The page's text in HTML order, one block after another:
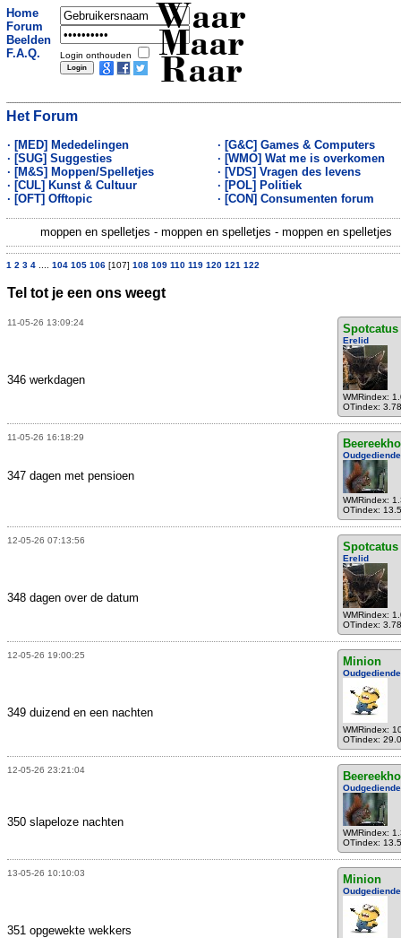
Home
Forum
Beelden
F.A.Q.
Login onthouden
Waar
Maar
Raar
Het Forum
· [MED] Mededelingen
· [SUG] Suggesties
· [M&S] Moppen/Spelletjes
· [CUL] Kunst & Cultuur
· [OFT] Offtopic
· [G&C] Games & Computers
· [WMO] Wat me is overkomen
· [VDS] Vragen des levens
· [POL] Politiek
· [CON] Consumenten forum
moppen en spelletjes - moppen en spelletjes - moppen en spelletjes
1 2 3 4 104 105 106 [107] 108 109 110 119 120 121 122
Tel tot je een ons weegt
11-05-26 13:09:24 Spotcatus
Erelid
WMRindex:
OTindex:
346 werkdagen
11-05-26 16:18:29
Oudgediende
WMRindex:
OTindex:
347 dagen met pensioen
12-05-26 07:13:56 Spotcatus
Erelid
WMRindex:
OTindex:
348 dagen over de datum
12-05-26 19:00:25 Minion
Oudgediende
WMRindex:
OTindex:
349 duizend en een nachten
12-05-26 23:21:04
Oudgediende
WMRindex:
OTindex:
350 slapeloze nachten
13-05-26 10:10:03 Minion
Oudgediende
351 opgewekte wekkers